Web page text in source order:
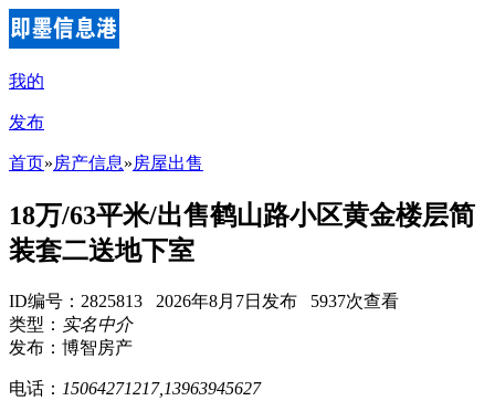
我的
发布
首页»房产信息»房屋出售
18万/63平米/出售鹤山路小区黄金楼层简
装套二送地下室
ID编号：2825813 2026年8月7日发布 5937次查看
类型： 实名中介
发布：博智房产
电话： 15064271217,13963945627